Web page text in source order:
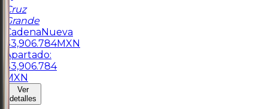
Cruz
Grande
CadenaNueva
$3,906.784MXN
Apartado:
$3,906.784
MXN
Ver
detalles